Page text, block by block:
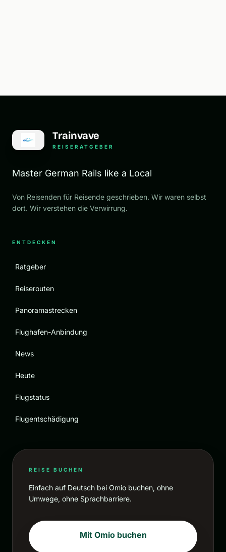
Trainvave
REISERATGEBER
Master German Rails like a Local
Von Reisenden für Reisende geschrieben. Wir waren selbst
dort. Wir verstehen die Verwirrung.
ENTDECKEN
Ratgeber
Reiserouten
Panoramastrecken
Flughafen-Anbindung
News
Heute
Flugstatus
Flugentschädigung
REISE BUCHEN
Einfach auf Deutsch bei Omio buchen, ohne
Umwege, ohne Sprachbarriere.
Mit Omio buchen